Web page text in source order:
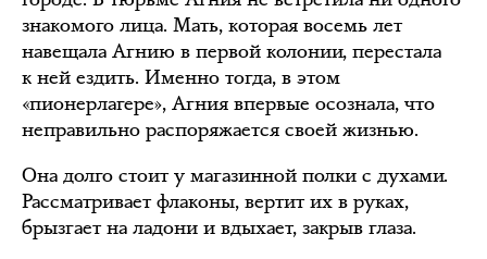
знакомого лица. Мать, которая восемь лет
навещала Агнию в первой колонии, перестала
к ней ездить. Именно тогда, в этом
«пионерлагере», Агния впервые осознала, что
неправильно распоряжается своей жизнью.
Она долго стоит у магазинной полки с духами.
Рассматривает флаконы, вертит их в руках,
брызгает на ладони и вдыхает, закрыв глаза.